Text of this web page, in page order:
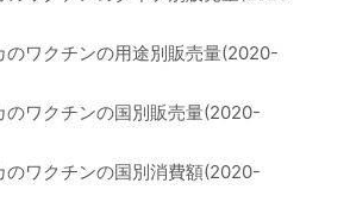
のワクチンの用途別販売量(2020-
のワクチンの国別販売量(2020-
のワクチンの国別消費額(2020-